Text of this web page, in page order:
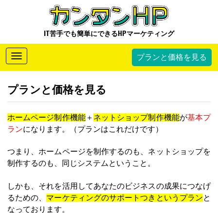
IT苦手でも簡単にできるHPマーケティング
Toggle
navigation
プランと価格を見る
プランと価格を見る
ホームページ制作機能＋ ネットショップ制作機能が基本プ
ランになります。（プランはこれだけです）
つまり、ホームページを制作するのも、ネットショップを
制作するのも、同じシステムということ。
しかも、それを活用してあなたのビジネスの成果につなげ
るための、 マーケティングのサポートつきというプランと
なっております。